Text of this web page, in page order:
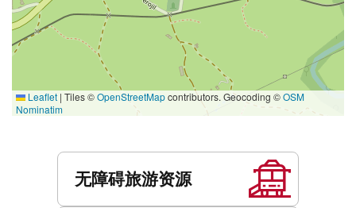
Leaflet | Tiles ©OpenStreetMapcontributors. Geocoding ©OSM
Nominatim
无障碍旅游资源